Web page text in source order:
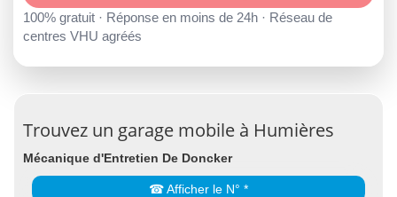
100% gratuit · Réponse en moins de 24h · Réseau de
centres VHU agréés
Trouvez un garage mobile à Humières
Mécanique d'Entretien De Doncker
☎ Afficher le N° *